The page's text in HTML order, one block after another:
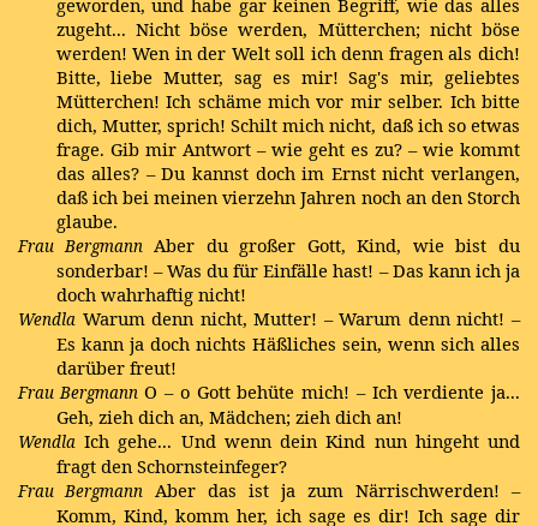
geworden, und habe gar keinen Begriff, wie das alles
zugeht... Nicht böse werden, Mütterchen; nicht böse
werden! Wen in der Welt soll ich denn fragen als dich!
Bitte, liebe Mutter, sag es mir! Sag's mir, geliebtes
Mütterchen! Ich schäme mich vor mir selber. Ich bitte
dich, Mutter, sprich! Schilt mich nicht, daß ich so etwas
frage. Gib mir Antwort – wie geht es zu? – wie kommt
das alles? – Du kannst doch im Ernst nicht verlangen,
daß ich bei meinen vierzehn Jahren noch an den Storch
glaube.
Frau Bergmann Aber du großer Gott, Kind, wie bist du
sonderbar! – Was du für Einfälle hast! – Das kann ich ja
doch wahrhaftig nicht!
Wendla Warum denn nicht, Mutter! – Warum denn nicht! –
Es kann ja doch nichts Häßliches sein, wenn sich alles
darüber freut!
Frau Bergmann O – o Gott behüte mich! – Ich verdiente ja...
Geh, zieh dich an, Mädchen; zieh dich an!
Wendla Ich gehe... Und wenn dein Kind nun hingeht und
fragt den Schornsteinfeger?
Frau Bergmann Aber das ist ja zum Närrischwerden! –
Komm, Kind, komm her, ich sage es dir! Ich sage dir